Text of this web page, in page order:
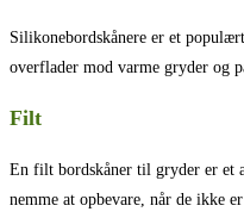
Silikonebordskånere er et
overflader mod varme gryder og
Filt
En filt bordskåner til gryder er et
nemme at opbevare, når de ikke